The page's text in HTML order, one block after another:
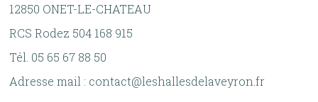
12850 ONET-LE-CHATEAU
RCS Rodez 504 168 915
Tél. 05 65 67 88 50
Adresse mail : contact@leshallesdelaveyron.fr